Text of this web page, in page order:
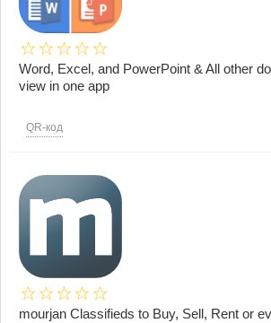
Word, Excel, and PowerPoint & All other
view in one app
QR-код
mourjan Classifieds to Buy, Sell, Rent or